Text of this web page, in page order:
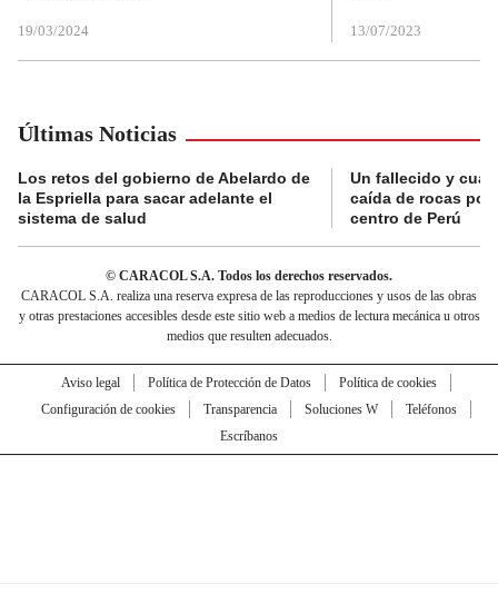
19/03/2024 13/07/2023
Últimas Noticias
Los retos del gobierno de Abelardo de
la Espriella para sacar adelante el
sistema de salud
Un fallecido y
caída de rocas por
centro de Perú
© CARACOL S.A. Todos los derechos reservados.
CARACOL S.A. realiza una reserva expresa de las reproducciones y usos de las obras
y otras prestaciones accesibles desde este sitio web a medios de lectura mecánica u otros
medios que resulten adecuados.
Aviso legal Política de Protección de Datos
Política de cookies
Configuración de cookies
Transparencia Soluciones W
Teléfonos
Escríbanos